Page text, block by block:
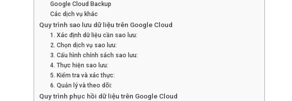
Google Cloud Backup
Các dịch vụ khác
Quy trình sao lưu dữ liệu trên Google Cloud
1. Xác định dữ liệu cần sao lưu:
2. Chọn dịch vụ sao lưu:
3. Cấu hình chính sách sao lưu:
4. Thực hiện sao lưu:
5. Kiểm tra và xác thực:
6. Quản lý và theo dõi:
Quy trình phục hồi dữ liệu trên Google Cloud